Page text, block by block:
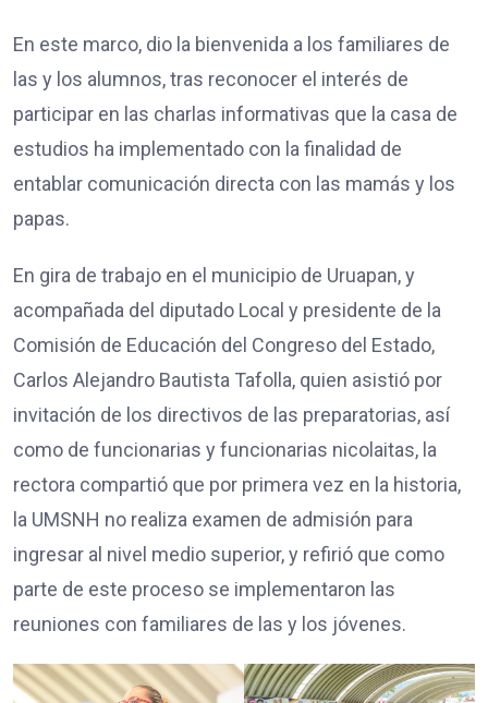
En este marco, dio la bienvenida a los familiares de
las y los alumnos, tras reconocer el interés de
participar en las charlas informativas que la casa de
estudios ha implementado con la finalidad de
entablar comunicación directa con las mamás y los
papas.
En gira de trabajo en el municipio de Uruapan, y
acompañada del diputado Local y presidente de la
Comisión de Educación del Congreso del Estado,
Carlos Alejandro Bautista Tafolla, quien asistió por
invitación de los directivos de las preparatorias, así
como de funcionarias y funcionarias nicolaitas, la
rectora compartió que por primera vez en la historia,
la UMSNH no realiza examen de admisión para
ingresar al nivel medio superior, y refirió que como
parte de este proceso se implementaron las
reuniones con familiares de las y los jóvenes.